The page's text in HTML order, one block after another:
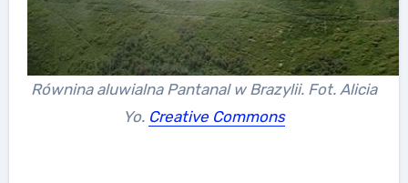
Równina aluwialna Pantanal w Brazylii. Fot. Alicia
Yo. Creative Commons